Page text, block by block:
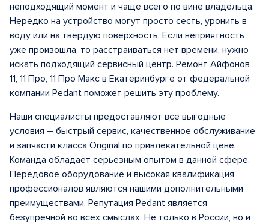
неподходящий момент и чаще всего по вине владельца.
Нередко на устройство могут просто сесть, уронить в
воду или на твердую поверхность. Если неприятность
уже произошла, то расстраиваться нет времени, нужно
искать подходящий сервисный центр. Ремонт Айфонов
11, 11 Про, 11 Про Макс в Екатеринбурге от федеральной
компании Pedant поможет решить эту проблему.
Наши специалисты предоставляют все выгодные
условия – быстрый сервис, качественное обслуживание
и запчасти класса Original по привлекательной цене.
Команда обладает серьезным опытом в данной сфере.
Передовое оборудование и высокая квалификация
профессионалов являются нашими дополнительными
преимуществами. Репутация Pedant является
безупречной во всех смыслах. Не только в России, но и